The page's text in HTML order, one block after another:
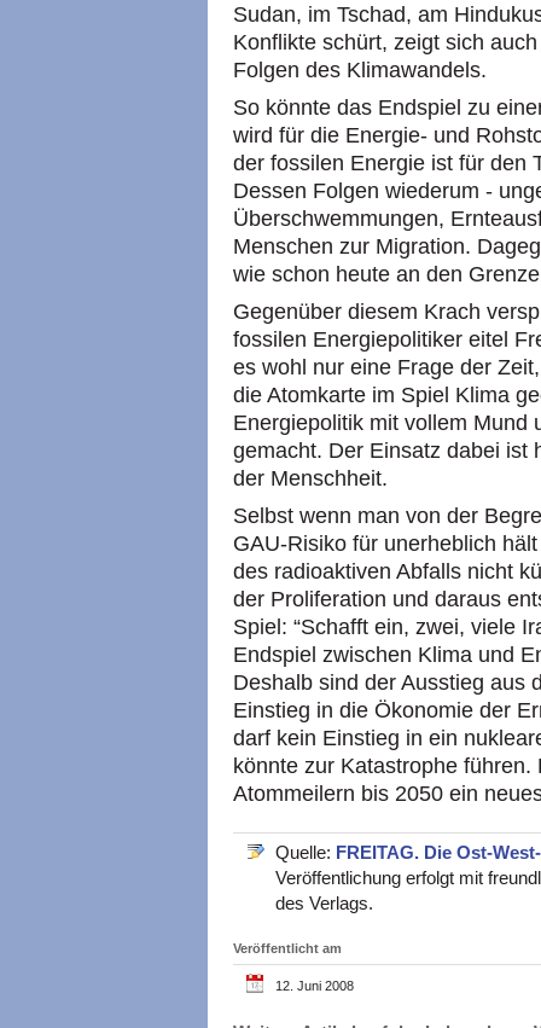
Sudan, im Tschad, am
Konflikte schürt, zeigt sich
Folgen des Klimawandels.
So könnte das Endspiel zu
wird für die Energie- und
der fossilen Energie ist für den
Dessen Folgen wiederum -
Überschwemmungen,
Menschen zur Migration.
wie schon heute an den
Gegenüber diesem Krach
fossilen Energiepolitiker eitel
es wohl nur eine Frage der
die Atomkarte im Spiel Klima
Energiepolitik mit vollem Mund
gemacht. Der Einsatz dabei ist
der Menschheit.
Selbst wenn man von der
GAU-Risiko für unerheblich
des radioaktiven Abfalls nicht
der Proliferation und daraus
Spiel: “Schafft ein, zwei, viele
Endspiel zwischen Klima und
Deshalb sind der Ausstieg aus
Einstieg in die Ökonomie der
darf kein Einstieg in ein
könnte zur Katastrophe
Atommeilern bis 2050 ein
Quelle: FREITAG. Die Ost-
Veröffentlichung erfolgt mit
des Verlags.
Veröffentlicht am
12. Juni 2008